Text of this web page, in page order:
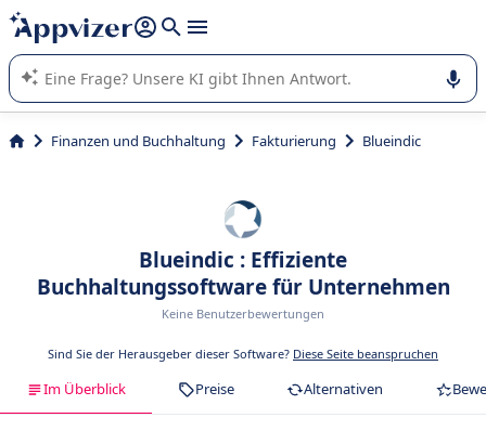
beantworten (mehrere Zeilen mit
Die KI von Appvizer führt Sie bei der Nutzung oder Auswahl
von SaaS-Software in Unternehmen.
Finanzen und Buchhaltung Fakturierung Blueindic
Blueindic : Effiziente
Buchhaltungssoftware für Unternehmen
Keine Benutzerbewertungen
Sind Sie der Herausgeber dieser Software? Diese Seite beanspruchen
Im Überblick Preise Alternativen